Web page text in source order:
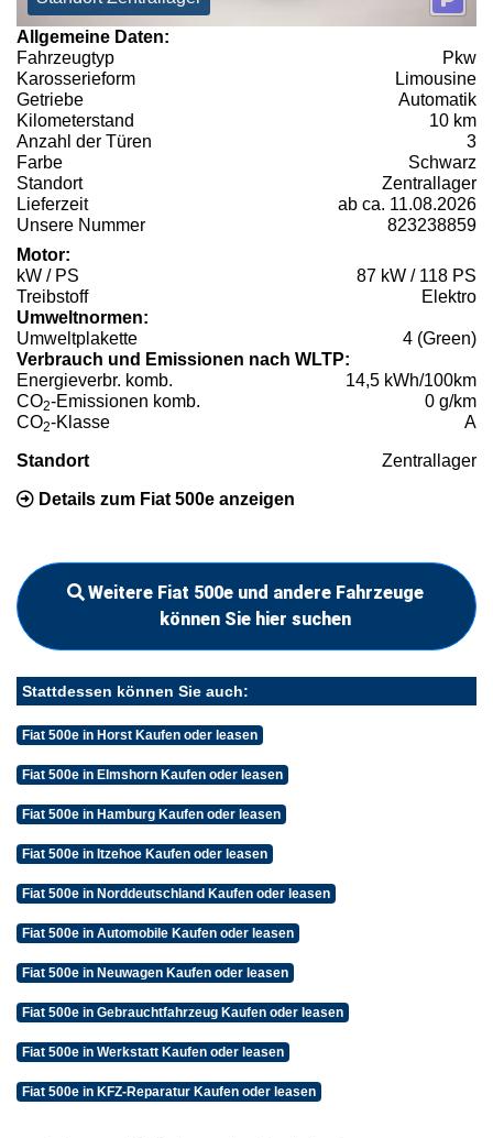
Allgemeine Daten:
Fahrzeugtyp
Pkw
Karosserieform
Limousine
Getriebe
Automatik
Kilometerstand
10 km
Anzahl der Türen
3
Farbe
Schwarz
Standort
Zentrallager
Lieferzeit
ab ca. 11.08.2026
Unsere Nummer
823238859
Motor:
kW / PS
87 kW / 118 PS
Treibstoff
Elektro
Umweltnormen:
Umweltplakette
4 (Green)
Verbrauch und Emissionen nach WLTP:
Energieverbr. komb.
14,5 kWh/100km
CO2-Emissionen komb.
0 g/km
CO2-Klasse A
Standort Zentrallager
Details zum Fiat 500e anzeigen
Weitere Fiat 500e und andere Fahrzeuge
können Sie hier suchen
Stattdessen können Sie auch:
Fiat 500e in Horst Kaufen oder leasen
Fiat 500e in Elmshorn Kaufen oder leasen
Fiat 500e in Hamburg Kaufen oder leasen
Fiat 500e in Itzehoe Kaufen oder leasen
Fiat 500e in Norddeutschland Kaufen oder leasen
Fiat 500e in Automobile Kaufen oder leasen
Fiat 500e in Neuwagen Kaufen oder leasen
Fiat 500e in Gebrauchtfahrzeug Kaufen oder leasen
Fiat 500e in Werkstatt Kaufen oder leasen
Fiat 500e in KFZ-Reparatur Kaufen oder leasen